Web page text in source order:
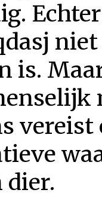
is.
vereist
dier.